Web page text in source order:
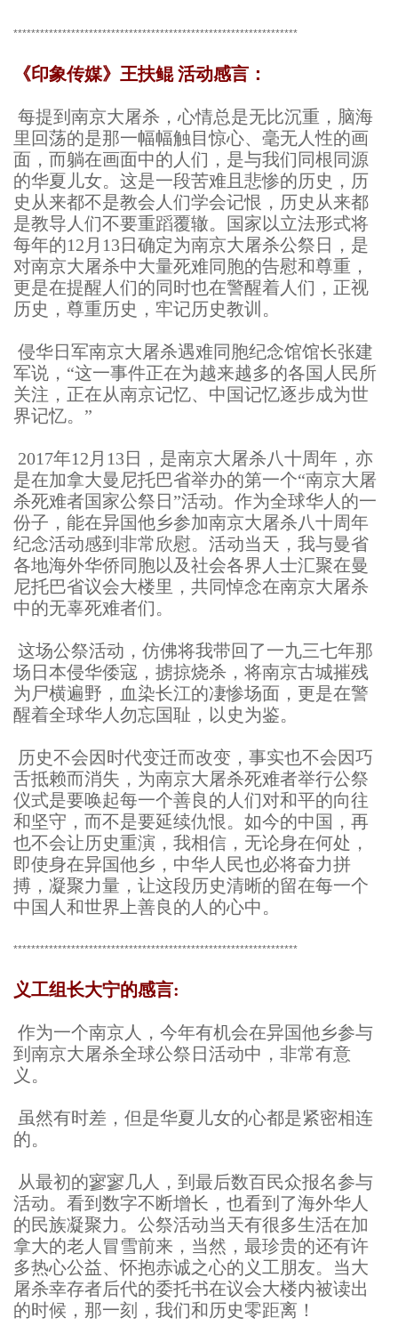
****************************************************************
《印象传媒》王扶鲲 活动感言：
每提到南京大屠杀，心情总是无比沉重，脑海
里回荡的是那一幅幅触目惊心、毫无人性的画
面，而躺在画面中的人们，是与我们同根同源
的华夏儿女。这是一段苦难且悲惨的历史，历
史从来都不是教会人们学会记恨，历史从来都
是教导人们不要重蹈覆辙。国家以立法形式将
每年的12月13日确定为南京大屠杀公祭日，是
对南京大屠杀中大量死难同胞的告慰和尊重，
更是在提醒人们的同时也在警醒着人们，正视
历史，尊重历史，牢记历史教训。
侵华日军南京大屠杀遇难同胞纪念馆馆长张建
军说，“这一事件正在为越来越多的各国人民所
关注，正在从南京记忆、中国记忆逐步成为世
界记忆。”
2017年12月13日，是南京大屠杀八十周年，亦
是在加拿大曼尼托巴省举办的第一个“南京大屠
杀死难者国家公祭日”活动。作为全球华人的一
份子，能在异国他乡参加南京大屠杀八十周年
纪念活动感到非常欣慰。活动当天，我与曼省
各地海外华侨同胞以及社会各界人士汇聚在曼
尼托巴省议会大楼里，共同悼念在南京大屠杀
中的无辜死难者们。
这场公祭活动，仿佛将我带回了一九三七年那
场日本侵华倭寇，掳掠烧杀，将南京古城摧残
为尸横遍野，血染长江的凄惨场面，更是在警
醒着全球华人勿忘国耻，以史为鉴。
历史不会因时代变迁而改变，事实也不会因巧
舌抵赖而消失，为南京大屠杀死难者举行公祭
仪式是要唤起每一个善良的人们对和平的向往
和坚守，而不是要延续仇恨。如今的中国，再
也不会让历史重演，我相信，无论身在何处，
即使身在异国他乡，中华人民也必将奋力拼
搏，凝聚力量，让这段历史清晰的留在每一个
中国人和世界上善良的人的心中。
****************************************************************
义工组长大宁的感言:
作为一个南京人，今年有机会在异国他乡参与
到南京大屠杀全球公祭日活动中，非常有意
义。
虽然有时差，但是华夏儿女的心都是紧密相连
的。
从最初的寥寥几人，到最后数百民众报名参与
活动。看到数字不断增长，也看到了海外华人
的民族凝聚力。公祭活动当天有很多生活在加
拿大的老人冒雪前来，当然，最珍贵的还有许
多热心公益、怀抱赤诚之心的义工朋友。当大
屠杀幸存者后代的委托书在议会大楼内被读出
的时候，那一刻，我们和历史零距离！